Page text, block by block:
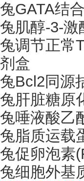
兔GATA结
兔肌醇-3-激
兔调节正常
剂盒
兔Bcl2同源
兔肝脏糖原
兔唾液酸乙
兔脂质运载
兔促卵泡素
兔细胞外基